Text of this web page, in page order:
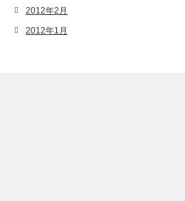
2012年2月
2012年1月